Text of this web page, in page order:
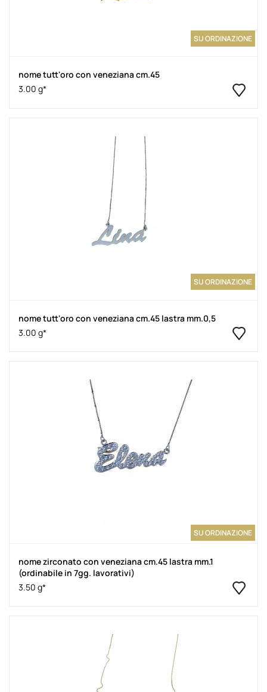
SU ORDINAZIONE
nome tutt'oro con veneziana cm.45
3.00 g*
SU ORDINAZIONE
nome tutt'oro con veneziana cm.45 lastra mm.0,5
3.00 g*
SU ORDINAZIONE
nome zirconato con veneziana cm.45 lastra mm.1
(ordinabile in 7gg. lavorativi)
3.50 g*